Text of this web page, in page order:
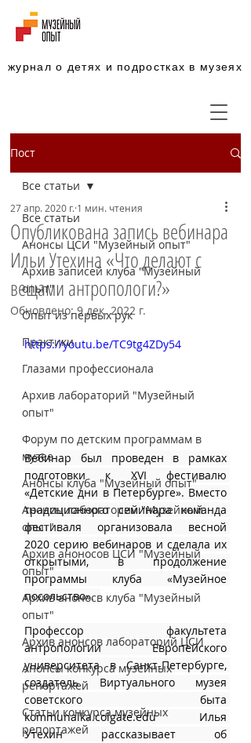
журнал о детях и подростках в музеях
Пост
Все статьи
Анонсы ЦСИ "Музейный опыт"
Архив записей клуба "Музейный
опыт"
Опыт из первых рук
Практики
Глазами профессионала
Архив лабораторий "Музейный
опыт"
Форум по детским программам в
музее
Анонсы клуба "Музейный опыт"
Анонсы лабораторий "Музейный
опыт"
Архив аноносов ЦСИ "Музейный
опыт"
Архив аноносв клуба "Музейный
опыт"
Архив анонсов лабораторий ЦСИ
Анонсы конкурса музейных
репортажей
Статьи конкурса музейных
репортажей
Все статьи
Опубликована запись вебинара
Ильи Утехина «Что делают с
вещами антропологи?»
27 апр. 2020 г. 1 мин. чтения
Обновлено:9 дек. 2022 г.
https://youtu.be/TC9tg4ZDy54
Вебинар был проведен в рамках
подготовки к XVI фестивалю
«Детские дни в Петербурге». Вместо
традиционного семинара команда
фестиваля организовала весной
2020 серию вебинаров и сделала их
открытыми, в продолжение
программы клуба «Музейное
посольство».
Профессор факультета
антропологии Европейского
университета в Санкт-Петербурге,
создатель Виртуального музея
советского быта
kommunalka.colgate.edu Илья
Утехин рассказывает об